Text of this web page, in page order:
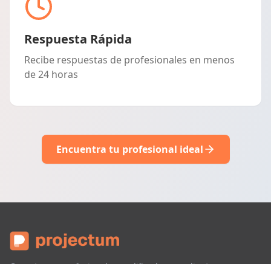
Respuesta Rápida
Recibe respuestas de profesionales en menos
de 24 horas
Encuentra tu profesional ideal